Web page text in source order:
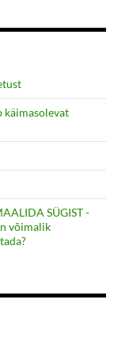
käimasolevat
SÜGIST -
võimalik